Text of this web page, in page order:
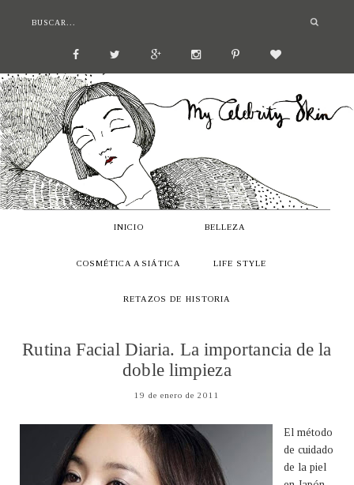
INICIO BELLEZA
COSMÉTICA ASIÁTICA LIFE STYLE
RETAZOS DE HISTORIA
Rutina Facial Diaria. La importancia de la
doble limpieza
19 de enero de 2011
El método
de cuidado
de la piel